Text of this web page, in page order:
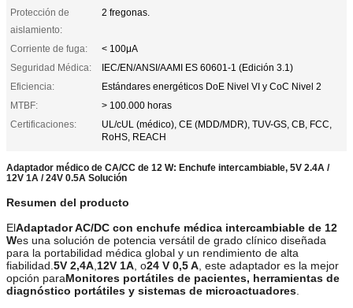
Protección de
aislamiento:
2 fregonas.
Corriente de fuga:
< 100μA
Seguridad Médica:
IEC/EN/ANSI/AAMI ES 60601-1 (Edición 3.1)
Eficiencia:
Estándares energéticos DoE Nivel VI y CoC Nivel 2
MTBF:
> 100.000 horas
Certificaciones:
UL/cUL (médico), CE (MDD/MDR), TUV-GS, CB, FCC,
RoHS, REACH
Adaptador médico de CA/CC de 12 W: Enchufe intercambiable, 5V 2.4A /
12V 1A / 24V 0.5A Solución
Resumen del producto
ElAdaptador AC/DC con enchufe médica intercambiable de 12
Wes una solución de potencia versátil de grado clínico diseñada
para la portabilidad médica global y un rendimiento de alta
fiabilidad. 5V 2,4A 12V 1A , o24 V 0,5 A , este adaptador es la mejor
opción paraMonitores portátiles de pacientes, herramientas de
diagnóstico portátiles y sistemas de microactuadores